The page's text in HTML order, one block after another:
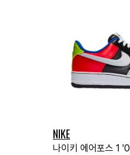
NIKE
나이키 에어포스 1